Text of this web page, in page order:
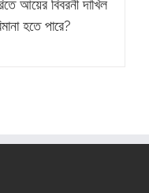
আয়ের বিবরনী দাখিল
হতে পারে?